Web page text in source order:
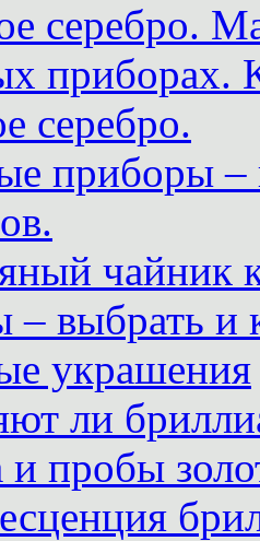
серебро.
приборах.
серебро.
приборы –
чайник
– выбрать и
украшения
ли
пробы